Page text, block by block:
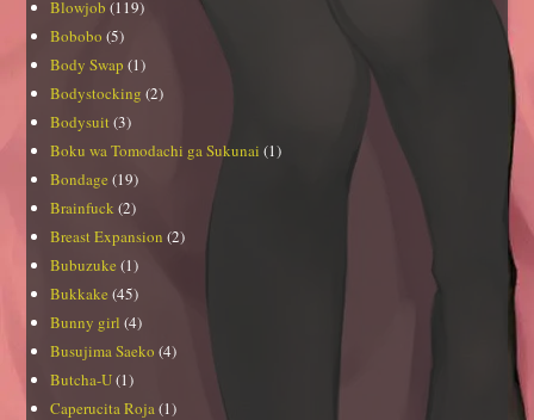
Blowjob (119)
Bobobo (5)
Body Swap (1)
Bodystocking (2)
Bodysuit (3)
Boku wa Tomodachi ga Sukunai (1)
Bondage (19)
Brainfuck (2)
Breast Expansion (2)
Bubuzuke (1)
Bukkake (45)
Bunny girl (4)
Busujima Saeko (4)
Butcha-U(1)
Caperucita Roja(1)